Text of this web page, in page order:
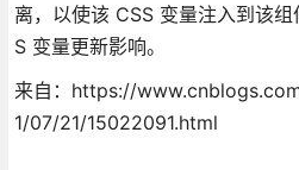
离，以使该 CSS 变量注入到该
S 变量更新影响。
来自：https://
1/07/21/15022091.html